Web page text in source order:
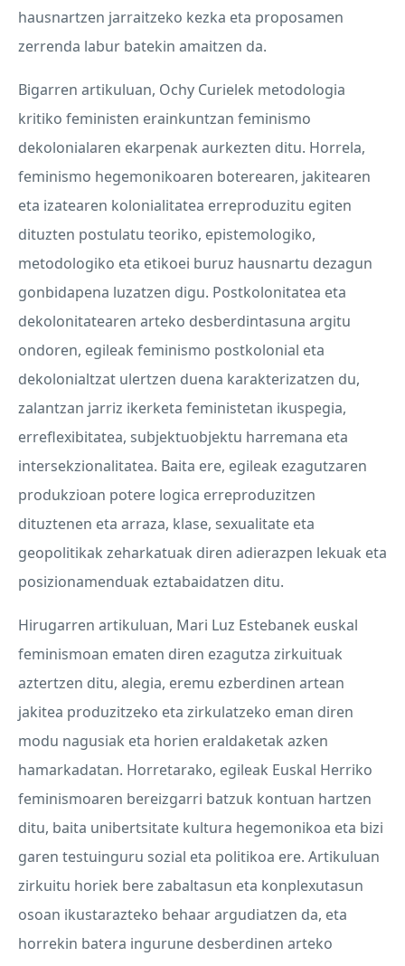
hausnartzen jarraitzeko kezka eta proposamen
zerrenda labur batekin amaitzen da.
Bigarren artikuluan, Ochy Curielek metodologia
kritiko feministen erainkuntzan feminismo
dekolonialaren ekarpenak aurkezten ditu. Horrela,
feminismo hegemonikoaren boterearen, jakitearen
eta izatearen kolonialitatea erreproduzitu egiten
dituzten postulatu teoriko, epistemologiko,
metodologiko eta etikoei buruz hausnartu dezagun
gonbidapena luzatzen digu. Postkolonitatea eta
dekolonitatearen arteko desberdintasuna argitu
ondoren, egileak feminismo postkolonial eta
dekolonialtzat ulertzen duena karakterizatzen du,
zalantzan jarriz ikerketa feministetan ikuspegia,
erreflexibitatea, subjektuobjektu harremana eta
intersekzionalitatea. Baita ere, egileak ezagutzaren
produkzioan potere logica erreproduzitzen
dituztenen eta arraza, klase, sexualitate eta
geopolitikak zeharkatuak diren adierazpen lekuak eta
posizionamenduak eztabaidatzen ditu.
Hirugarren artikuluan, Mari Luz Estebanek euskal
feminismoan ematen diren ezagutza zirkuituak
aztertzen ditu, alegia, eremu ezberdinen artean
jakitea produzitzeko eta zirkulatzeko eman diren
modu nagusiak eta horien eraldaketak azken
hamarkadatan. Horretarako, egileak Euskal Herriko
feminismoaren bereizgarri batzuk kontuan hartzen
ditu, baita unibertsitate kultura hegemonikoa eta bizi
garen testuinguru sozial eta politikoa ere. Artikuluan
zirkuitu horiek bere zabaltasun eta konplexutasun
osoan ikustarazteko behaar argudiatzen da, eta
horrekin batera ingurune desberdinen arteko